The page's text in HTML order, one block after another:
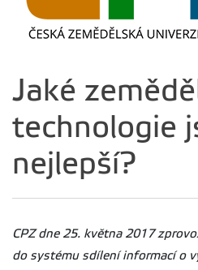
Jaké
technologie
nejlepší?
CPZ dne 25. května 2017
do systému sdílení informací o